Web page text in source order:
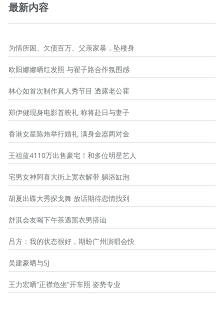
最新内容
为情所困、欠债百万、父亲家暴，坠楼身
欧阳娜娜晒红发照 与翟子路合作氛围感
林心如首次制作真人秀节目 透露老公霍
郑伊健现身电影首映礼 称将赴日与妻子
香港女星陈炜举行婚礼 满身金器两对金
王祖蓝4110万出售豪宅！和多位明星艺人
宅男女神阿喜大街上宽衣解带 躺浴缸泡
胡夏出碟大秀探戈舞 放话期待恋情找到
舒淇会友喝下午茶遇黑衣男搭讪
吕方：我的状态很好，期盼广州演唱会快
吴建豪晒与SJ
王力宏晒“正襟危坐”开车照 姿势专业